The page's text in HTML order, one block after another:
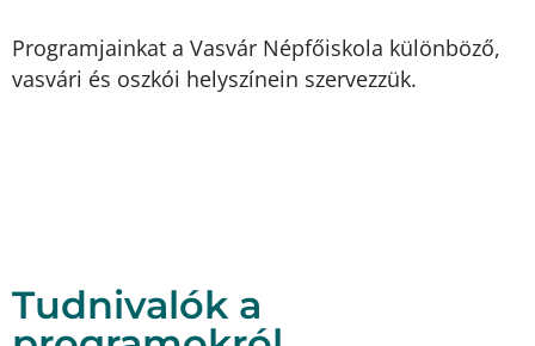
Programjainkat a Vasvár Népfőiskola különböző,
vasvári és oszkói helyszínein szervezzük.
Tudnivalók a